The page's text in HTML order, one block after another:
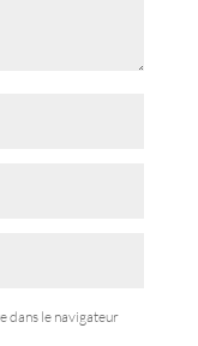
dans le navigateur